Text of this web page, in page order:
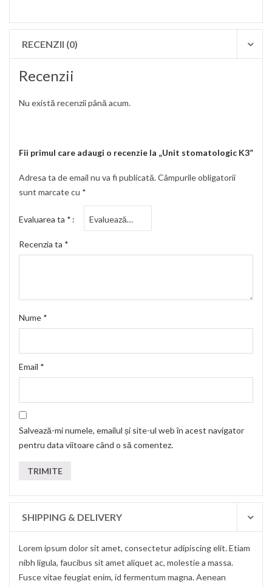
RECENZII (0)
Recenzii
Nu există recenzii până acum.
Fii primul care adaugi o recenzie la „Unit stomatologic K3”
Adresa ta de email nu va fi publicată.Câmpurile obligatorii
sunt marcate cu *
Evaluarea ta *
Recenzia ta *
Nume *
Email *
Salvează-mi numele, emailul și site-ul web în acest navigator
pentru data viitoare când o să comentez.
SHIPPING & DELIVERY
Lorem ipsum dolor sit amet, consectetur adipiscing elit. Etiam
nibh ligula, faucibus sit amet aliquet ac, molestie a massa.
Fusce vitae feugiat enim, id fermentum magna. Aenean